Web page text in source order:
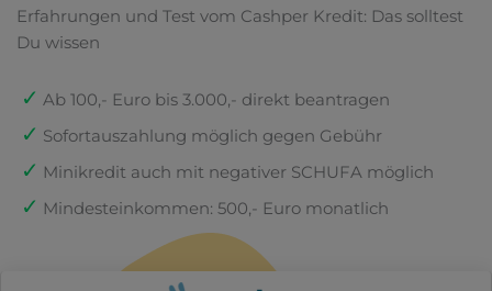
Erfahrungen und Test vom Cashper Kredit: Das solltest
Du wissen
Ab 100,- Euro bis 3.000,- direkt beantragen
Sofortauszahlung möglich gegen Gebühr
Minikredit auch mit negativer SCHUFA möglich
Mindesteinkommen: 500,- Euro monatlich